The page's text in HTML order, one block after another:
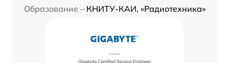
Образование – КНИТУ-КАИ, «Радиотехника»